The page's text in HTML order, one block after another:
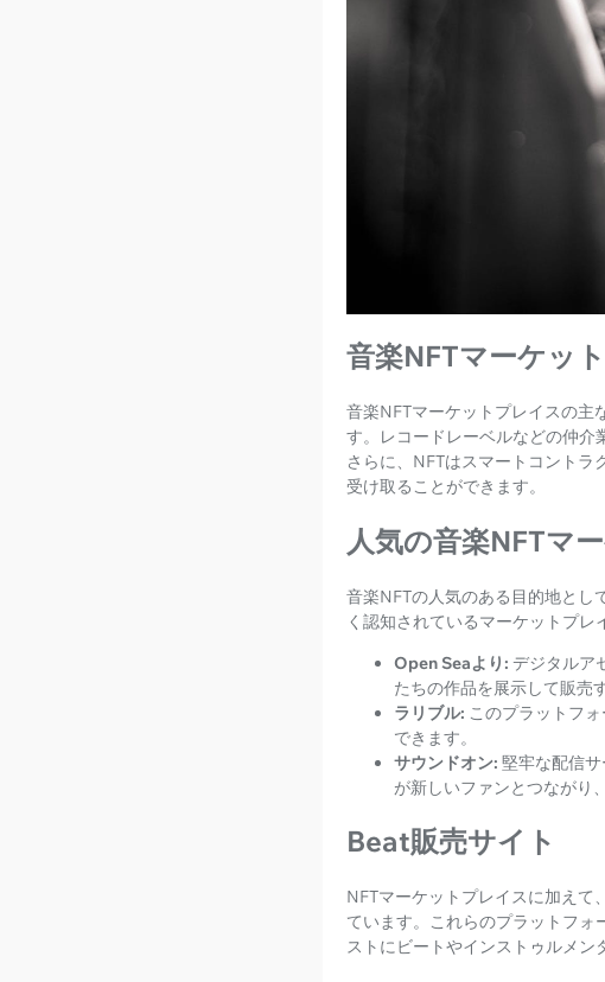
音楽NFTマーケッ
音楽NFTマーケットプレイスの主
す。レコードレーベルなどの仲介
さらに、NFTはスマートコント
受け取ることができます。
人気の音楽NFTマ
音楽NFTの人気のある目的地とし
く認知されているマーケットプ
Open Seaより: デジタルア
たちの作品を展示して販売
ラリブル: このプラットフ
できます。
サウンドオン: 堅牢な配信
が新しいファンとつながり
Beat販売サイト
NFTマーケットプレイスに加えて
ています。これらのプラットフォ
ストにビートやインストゥルメン